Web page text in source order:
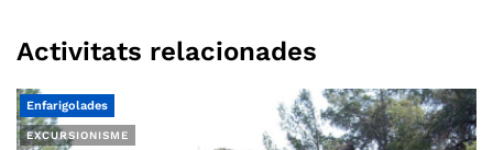
Activitats relacionades
EXCURSIONISME
Enfarigolades